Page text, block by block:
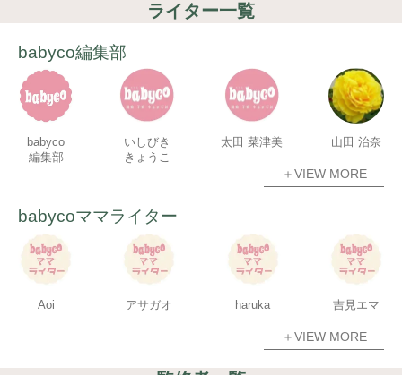
ライター一覧
babyco編集部
babyco
編集部
いしびき
きょうこ
太田 菜津美 山田 治奈
＋VIEW MORE
babycoママライター
Aoi アサガオ haruka 吉見エマ
＋VIEW MORE